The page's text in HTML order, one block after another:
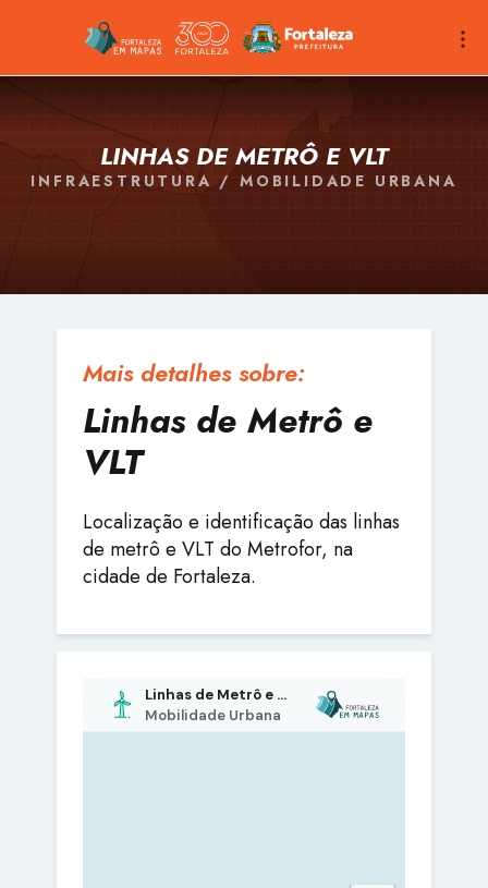
LINHAS DE METRÔ E VLT
INFRAESTRUTURA / MOBILIDADE URBANA
Mais detalhes sobre:
Linhas de Metrô e
VLT
Localização e identificação das linhas
de metrô e VLT do Metrofor, na
cidade de Fortaleza.